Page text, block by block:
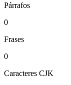
Párrafos
0
Frases
0
Caracteres CJK